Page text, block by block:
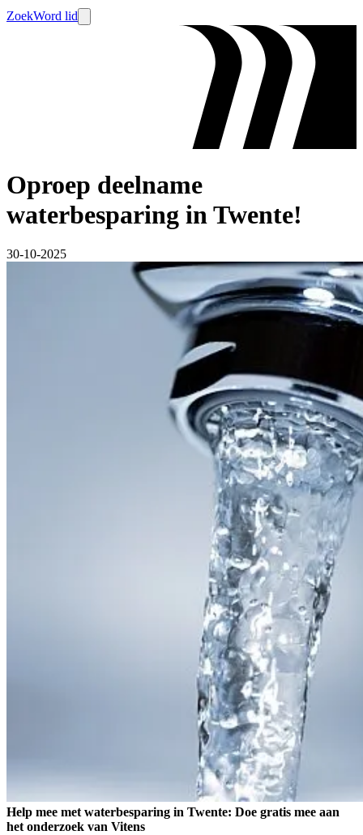
ZoekWord lid
Oproep deelname
waterbesparing in Twente!
30-10-2025
Help mee met waterbesparing in Twente: Doe gratis mee aan
het onderzoek van Vitens